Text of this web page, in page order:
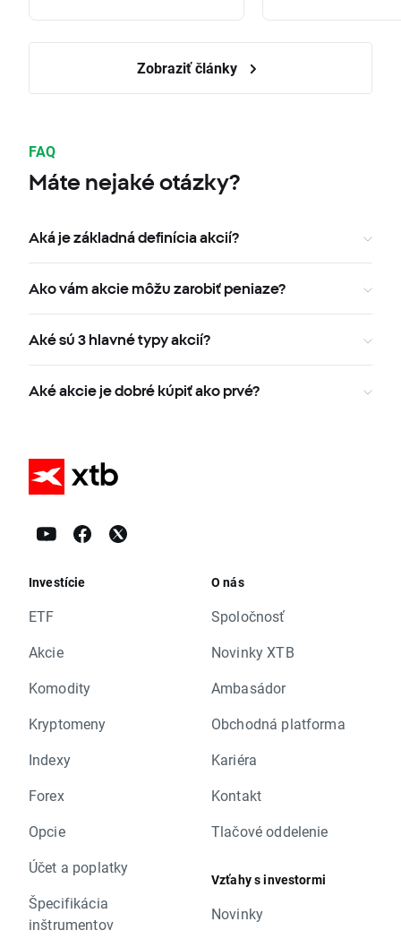
Zobraziť články
FAQ
Máte nejaké otázky?
Aká je základná definícia akcií?
Ako vám akcie môžu zarobiť peniaze?
Aké sú 3 hlavné typy akcií?
Aké akcie je dobré kúpiť ako prvé?
Investície
ETF
Akcie
Komodity
Kryptomeny
Indexy
Forex
Opcie
Účet a poplatky
Špecifikácia
inštrumentov
O nás
Spoločnosť
Novinky XTB
Ambasádor
Obchodná platforma
Kariéra
Kontakt
Tlačové oddelenie
Vzťahy s investormi
Novinky